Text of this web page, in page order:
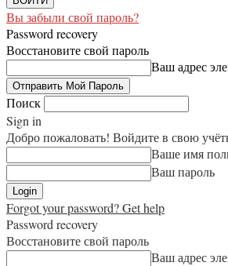
Вы забыли свой пароль?
Password recovery
Восстановите свой пароль
Ваш адрес
Поиск
Sign in
Добро пожаловать! Войдите в свою
Ваше имя
Ваш пароль
Forgot your password? Get help
Password recovery
Восстановите свой пароль
Ваш адрес